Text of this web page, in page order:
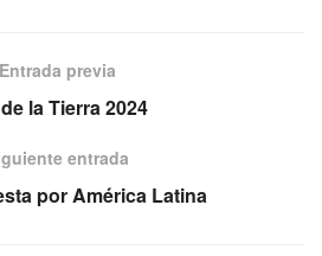
aliado
un nuevo estilo de
de aprovechar cantidades de
Entrada previa
la Tierra 2024
entrada
por América Latina